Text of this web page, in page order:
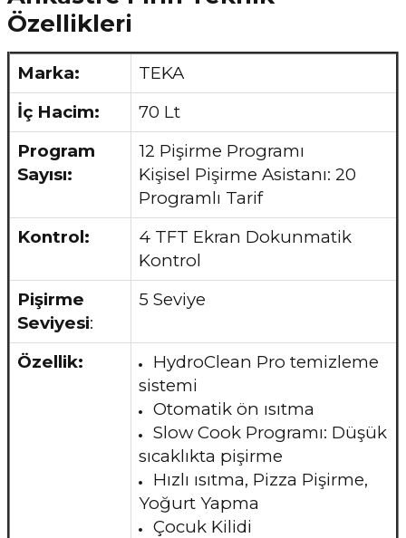
Özellikleri
Marka:
TEKA
İç Hacim:
70 Lt
Program
Sayısı:
12 Pişirme Programı
Kişisel Pişirme Asistanı: 20
Programlı Tarif
Kontrol:
4 TFT Ekran Dokunmatik
Kontrol
Pişirme
Seviyesi:
5 Seviye
Özellik:
HydroClean Pro temizleme
sistemi
Otomatik ön ısıtma
Slow Cook Programı: Düşük
sıcaklıkta pişirme
Hızlı ısıtma, Pizza Pişirme,
Yoğurt Yapma
Çocuk Kilidi